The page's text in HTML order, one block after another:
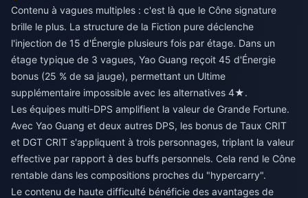
Contenu à vagues multiples : c'est là que le Cône signature
brille le plus. La structure de la Fiction pure déclenche
l'injection de 15 d'Énergie plusieurs fois par étage. Dans un
étage typique de 3 vagues, Yao Guang reçoit 45 d'Énergie
bonus (25 % de sa jauge), permettant un Ultime
supplémentaire impossible avec les alternatives 4★.
Les équipes multi-DPS amplifient la valeur de Grande Fortune.
Avec Yao Guang et deux autres DPS, les bonus de Taux CRIT
et DGT CRIT s'appliquent à trois personnages, triplant la valeur
effective par rapport à des buffs personnels. Cela rend le Cône
rentable dans les compositions proches du "hypercarry".
Le contenu de haute difficulté bénéficie des avantages de